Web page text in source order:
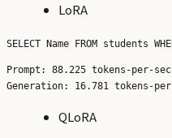
LoRA
Prompt: 88.225 tokens-per-sec
QLoRA